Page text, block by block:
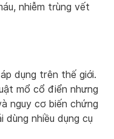
nhiễm trùng vết
dụng trên thế giới.
mổ cổ điển nhưng
nguy cơ biến chứng
nhiều dụng cụ